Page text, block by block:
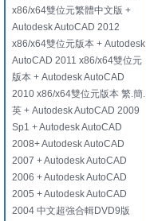
x86/x64雙位元繁體中文版 +
Autodesk AutoCAD 2012
x86/x64雙位元版本 + Autodesk
AutoCAD 2011 x86/x64雙位元
版本 + Autodesk AutoCAD
2010 x86/x64雙位元版本 繁.簡.
英 + Autodesk AutoCAD 2009
Sp1 + Autodesk AutoCAD
2008+ Autodesk AutoCAD
2007 + Autodesk AutoCAD
2006 + Autodesk AutoCAD
2005 + Autodesk AutoCAD
2004 中文超強合輯DVD9版